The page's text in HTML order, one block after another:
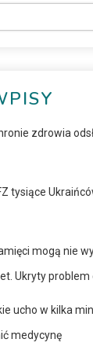
zdrowia
tysiące
mogą nie
Ukryty problem
ucho w kilka
medycynę